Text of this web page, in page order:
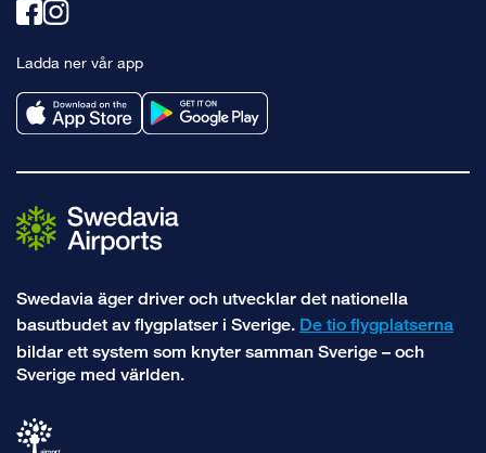
Länk
facebook
Länk
instagram
Ladda ner vår app
Swedavia äger driver och utvecklar det nationella
basutbudet av flygplatser i Sverige. De tio flygplatserna
bildar ett system som knyter samman Sverige – och
Sverige med världen.